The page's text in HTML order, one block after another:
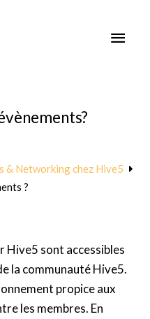
?
& Networking chez Hive5
?
Hive5 sont accessibles
la communauté Hive5.
propice aux
les membres. En